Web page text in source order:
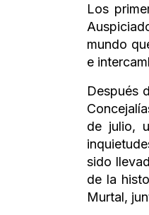
Los
mundo
e
Después
de julio,
sido
de la
Murtal,